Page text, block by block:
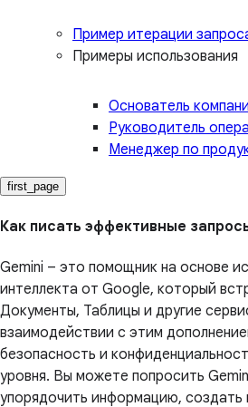
Пример итерации
Примеры использования
Основатель
Руководитель
Менеджер по
first_page
Как писать эффективные
Gemini – это помощник на основе
интеллекта от Google, который
Документы, Таблицы и другие
взаимодействии с этим
безопасность и
уровня. Вы можете попросить
упорядочить информацию, создать